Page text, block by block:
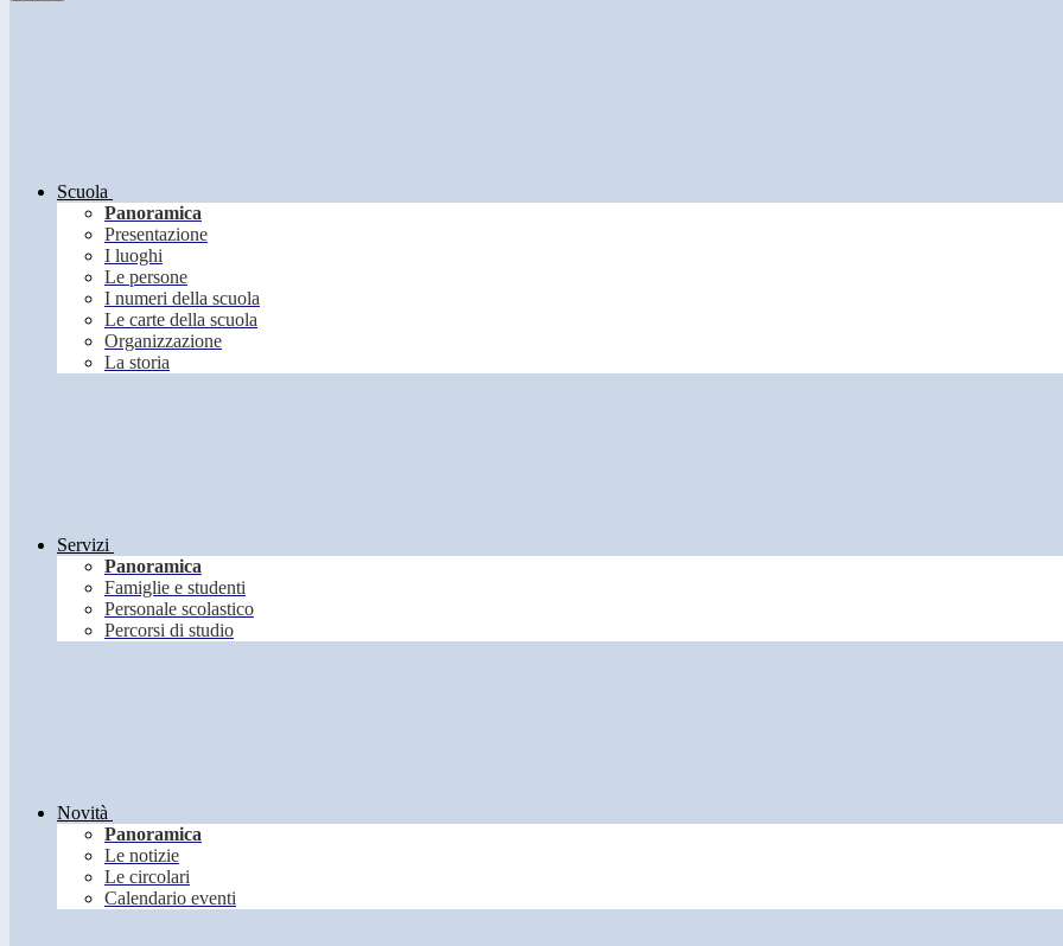
Scuola
Panoramica
Presentazione
I luoghi
Le persone
I numeri della scuola
Le carte della scuola
Organizzazione
La storia
Servizi
Panoramica
Famiglie e studenti
Personale scolastico
Percorsi di studio
Novità
Panoramica
Le notizie
Le circolari
Calendario eventi